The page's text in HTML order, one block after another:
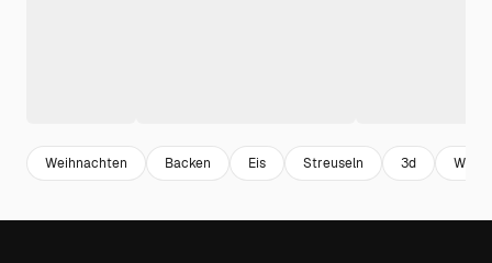
Weihnachten Backen Eis Streuseln 3d